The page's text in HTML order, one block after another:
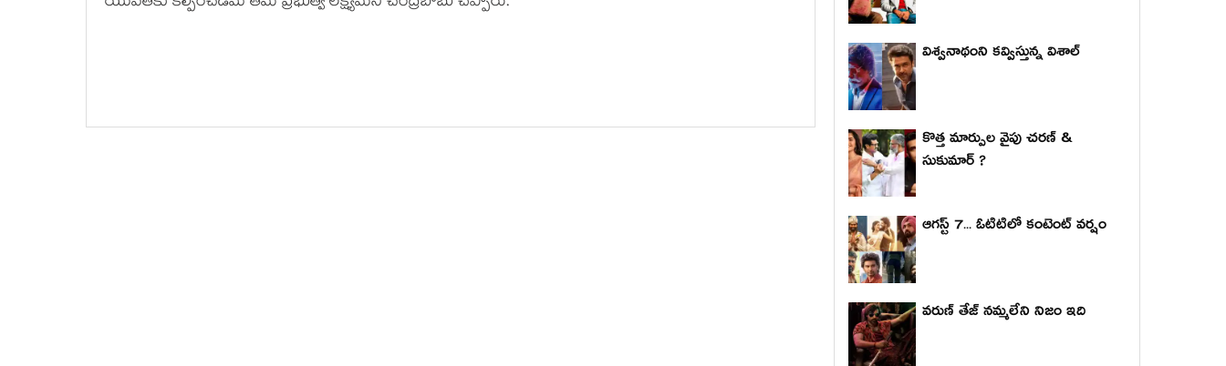
విశ్వనాథంని కవ్విస్తున్న విశాల్
కొత్త మార్పుల వైపు చరణ్ &
సుకుమార్ ?
ఆగస్ట్ 7... ఓటిటిలో కంటెంట్ వర్షం
వరుణ్ తేజ్ నమ్మలేని నిజం ఇది